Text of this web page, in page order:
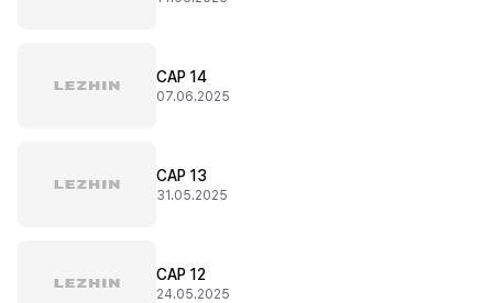
CAP 14
07.06.2025
CAP 13
31.05.2025
CAP 12
24.05.2025